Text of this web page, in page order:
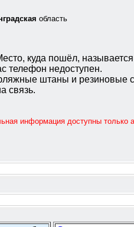
область
куда пошёл,
телефон недоступен.
штаны и резиновые
связь.
информация доступны только